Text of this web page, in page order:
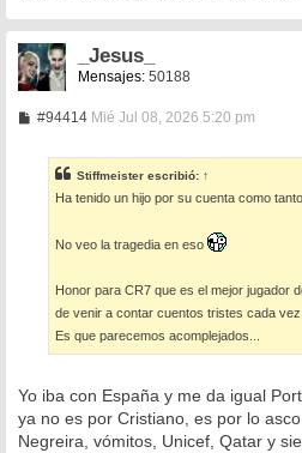
_Jesus_
Mensajes: 50188
#94414M
a
j
Mié Jul 08, 2026 5:20 pm
Stiffmeister escribió: ↑
Ha tenido un hijo por su cuenta como
No veo la tragedia en eso
Honor para CR7 que es el mejor jugador
de venir a contar cuentos tristes cada
Es que parecemos acomplejados...
Yo iba con España y me da igual
ya no es por Cristiano, es por lo
Negreira, vómitos, Unicef, Qatar y